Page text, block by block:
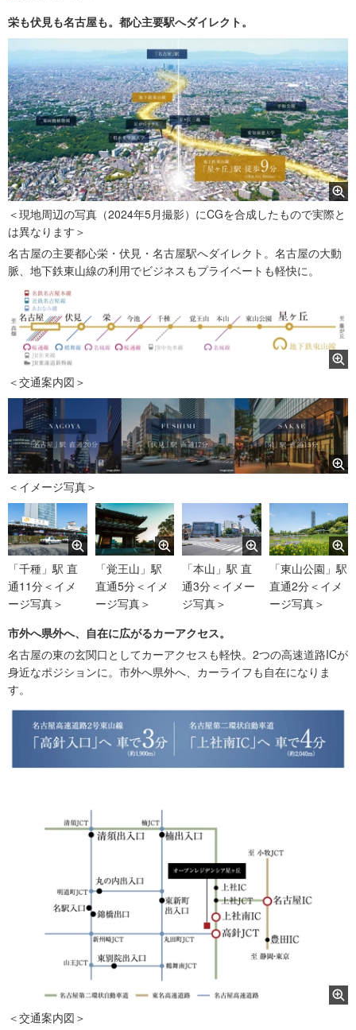
栄も伏見も名古屋も。都心主要駅へダイレクト。
＜現地周辺の写真（2024年5月撮影）にCGを合成したもので実際と
は異なります＞
名古屋の主要都心栄・伏見・名古屋駅へダイレクト。名古屋の大動
脈、地下鉄東山線の利用でビジネスもプライベートも軽快に。
＜交通案内図＞
＜イメージ写真＞
「千種」駅 直
通11分＜イメ
ージ写真＞
「覚王山」駅
直通5分＜イメ
ージ写真＞
「本山」駅 直
通3分＜イメー
ジ写真＞
「東山公園」駅
直通2分＜イメ
ージ写真＞
市外へ県外へ、自在に広がるカーアクセス。
名古屋の東の玄関口としてカーアクセスも軽快。2つの高速道路ICが
身近なポジションに。市外へ県外へ、カーライフも自在になりま
す。
＜交通案内図＞